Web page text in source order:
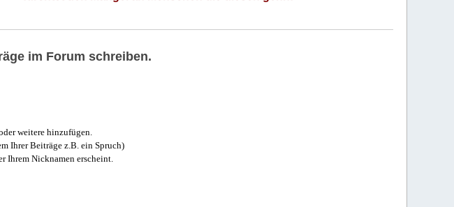
im Forum schreiben.
weitere hinzufügen.
Ihrer Beiträge z.B. ein Spruch)
Ihrem Nicknamen erscheint.